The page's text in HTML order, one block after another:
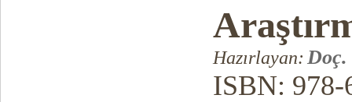
Hazırlayan: Doç.
ISBN: 978-